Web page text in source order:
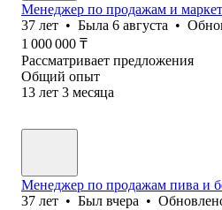
Менеджер по продажам и
37 лет • Была 6 августа •
1 000 000 ₸
Рассматривает предложения
Общий опыт
13 лет 3 месяца
Менеджер по продажам пива и
37 лет • Был вчера •